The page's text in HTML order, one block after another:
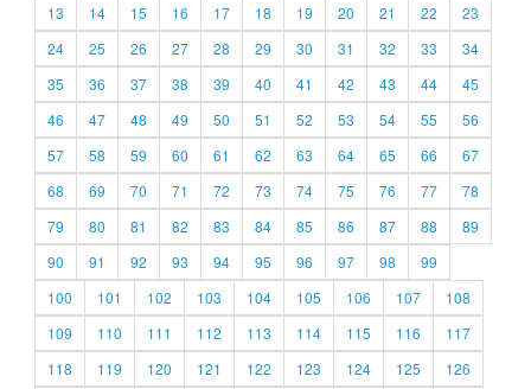
13
14 15 16 17 18 19 20 21 22
23
24
25 26 27 28 29 30 31 32 33
34
35
36 37 38 39 40 41 42 43 44
45
46
47 48 49 50 51 52 53 54 55
56
57
58 59 60 61 62 63 64 65 66
67
68
69 70 71 72 73 74 75 76 77
78
79
80 81 82 83 84 85 86 87 88
89
90
91 92 93 94 95 96 97 98
99
100
101 102 103 104 105 106 107
108
109
110 111 112 113 114 115 116
117
118
119 120 121 122 123 124 125
126